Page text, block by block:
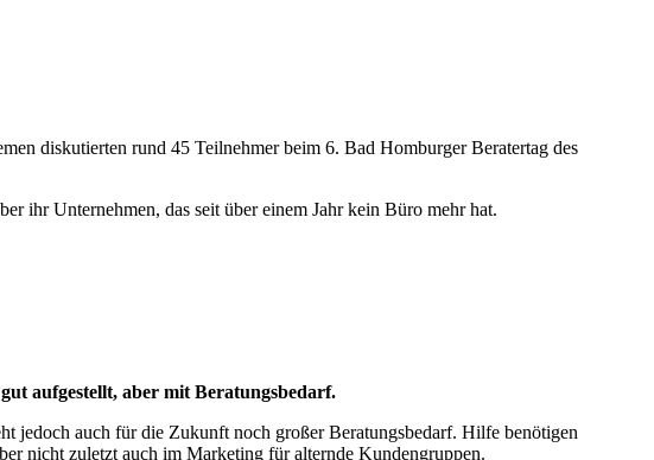
diskutierten rund 45 Teilnehmer beim 6. Bad Homburger Beratertag des
ihr Unternehmen, das seit über einem Jahr kein Büro mehr hat.
aufgestellt, aber mit Beratungsbedarf.
jedoch auch für die Zukunft noch großer Beratungsbedarf. Hilfe benötigen
nicht zuletzt auch im Marketing für alternde Kundengruppen.